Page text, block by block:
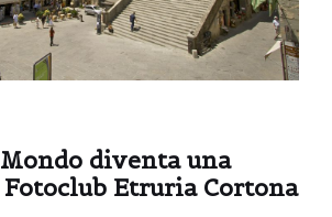
diventa una
Etruria Cortona